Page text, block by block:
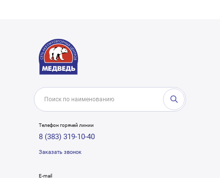
Телефон горячей линии
8 (383) 319-10-40
Заказать звонок
E-mail